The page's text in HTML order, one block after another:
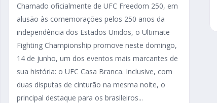
Chamado oficialmente de UFC Freedom 250, em
alusão às comemorações pelos 250 anos da
independência dos Estados Unidos, o Ultimate
Fighting Championship promove neste domingo,
14 de junho, um dos eventos mais marcantes de
sua história: o UFC Casa Branca. Inclusive, com
duas disputas de cinturão na mesma noite, o
principal destaque para os brasileiros...